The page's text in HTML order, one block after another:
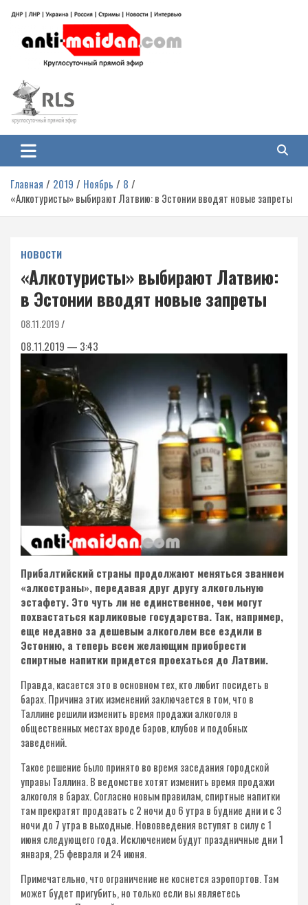
содержимому
Антимайдан: Гражданская война
на Украине
гражданской войне на Украине, включая события в Новороссии, ДНР,
ЛНР и других регионах.
Главная 2019 Ноябрь
8
«Алкотуристы» выбирают Латвию: в Эстонии вводят новые запреты
НОВОСТИ
«Алкотуристы» выбирают Латвию:
в Эстонии вводят новые запреты
08.11.2019
08.11.2019 — 3:43
Прибалтийский страны продолжают меняться званием
«алкостраны», передавая друг другу алкогольную
эстафету. Это чуть ли не единственное, чем могут
похвастаться карликовые государства. Так, например,
еще недавно за дешевым алкоголем все ездили в
Эстонию, а теперь всем желающим приобрести
спиртные напитки придется проехаться до Латвии.
Правда, касается это в основном тех, кто любит посидеть в
барах. Причина этих изменений заключается в том, что в
Таллине решили изменить время продажи алкоголя в
общественных местах вроде баров, клубов и подобных
заведений.
Такое решение было принято во время заседания городской
управы Таллина. В ведомстве хотят изменить время продажи
алкоголя в барах. Согласно новым правилам, спиртные напитки
там прекратят продавать с 2 ночи до 6 утра в будние дни и с 3
ночи до 7 утра в выходные. Нововведения вступят в силу с 1
июня следующего года. Исключением будут праздничные дни 1
января, 25 февраля и 24 июня.
Примечательно, что ограничение не коснется аэропортов. Там
может будет пригубить, но только если вы являетесь